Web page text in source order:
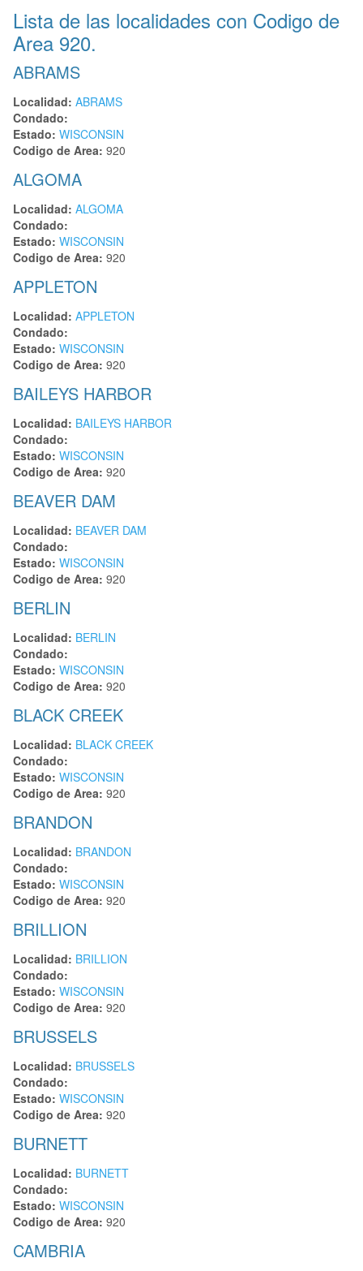
Lista de las localidades con Codigo de
Area 920.
ABRAMS
Localidad: ABRAMS
Condado:
Estado: WISCONSIN
Codigo de Area: 920
ALGOMA
Localidad: ALGOMA
Condado:
Estado: WISCONSIN
Codigo de Area: 920
APPLETON
Localidad: APPLETON
Condado:
Estado: WISCONSIN
Codigo de Area: 920
BAILEYS HARBOR
Localidad: BAILEYS HARBOR
Condado:
Estado: WISCONSIN
Codigo de Area: 920
BEAVER DAM
Localidad: BEAVER DAM
Condado:
Estado: WISCONSIN
Codigo de Area: 920
BERLIN
Localidad: BERLIN
Condado:
Estado: WISCONSIN
Codigo de Area: 920
BLACK CREEK
Localidad: BLACK CREEK
Condado:
Estado: WISCONSIN
Codigo de Area: 920
BRANDON
Localidad: BRANDON
Condado:
Estado: WISCONSIN
Codigo de Area: 920
BRILLION
Localidad: BRILLION
Condado:
Estado: WISCONSIN
Codigo de Area: 920
BRUSSELS
Localidad: BRUSSELS
Condado:
Estado: WISCONSIN
Codigo de Area: 920
BURNETT
Localidad: BURNETT
Condado:
Estado: WISCONSIN
Codigo de Area: 920
CAMBRIA